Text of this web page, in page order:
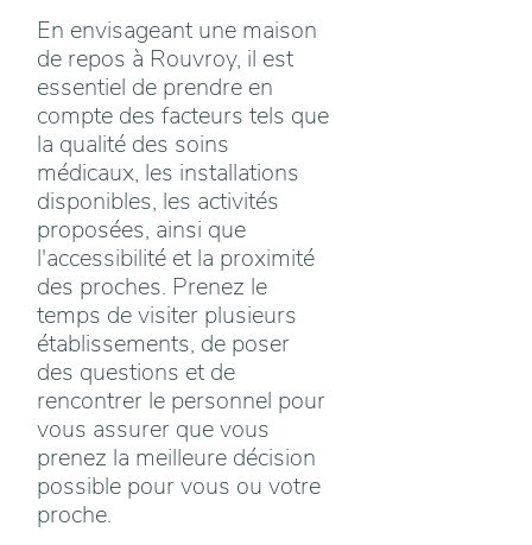
En envisageant une maison
de repos à Rouvroy, il est
essentiel de prendre en
compte des facteurs tels que
la qualité des soins
médicaux, les installations
disponibles, les activités
proposées, ainsi que
l'accessibilité et la proximité
des proches. Prenez le
temps de visiter plusieurs
établissements, de poser
des questions et de
rencontrer le personnel pour
vous assurer que vous
prenez la meilleure décision
possible pour vous ou votre
proche.